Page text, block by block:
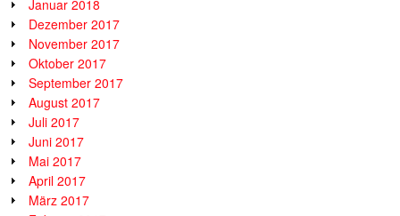
Januar 2018
Dezember 2017
November 2017
Oktober 2017
September 2017
August 2017
Juli 2017
Juni 2017
Mai 2017
April 2017
März 2017